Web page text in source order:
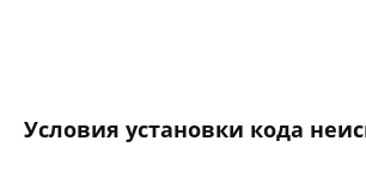
Условия установки кода